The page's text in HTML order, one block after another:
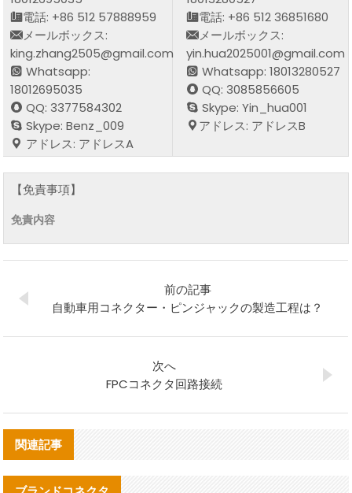
電話: +86 512 57888959
メールボックス:
king.zhang2505@gmail.com
Whatsapp:
18012695035
QQ: 3377584302
Skype: Benz_009
アドレス: アドレスA
電話: +86 512 36851680
メールボックス:
yin.hua2025001@gmail.com
Whatsapp: 18013280527
QQ: 3085856605
Skype: Yin_hua001
アドレス: アドレスB
【免責事項】
免責内容
前の記事
自動車用コネクター・ピンジャックの製造工程は？
次へ
FPCコネクタ回路接続
関連記事